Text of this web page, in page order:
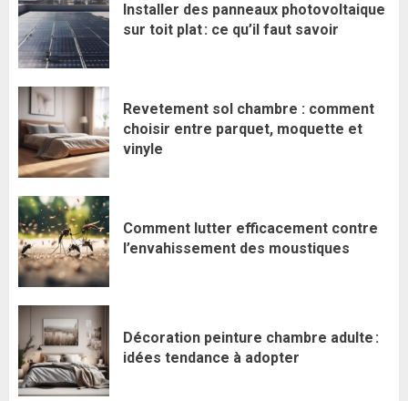
Installer des panneaux photovoltaique
sur toit plat : ce qu’il faut savoir
Revetement sol chambre : comment
choisir entre parquet, moquette et
vinyle
Comment lutter efficacement contre
l’envahissement des moustiques
Décoration peinture chambre adulte :
idées tendance à adopter